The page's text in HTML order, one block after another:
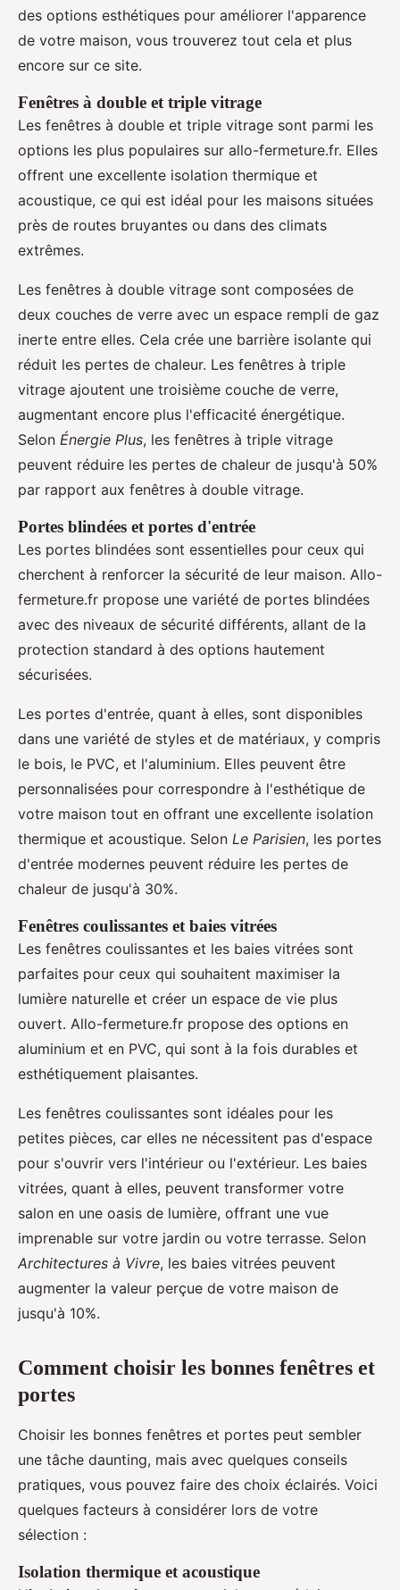
des options esthétiques pour améliorer l'apparence
de votre maison, vous trouverez tout cela et plus
encore sur ce site.
Fenêtres à double et triple vitrage
Les fenêtres à double et triple vitrage sont parmi les
options les plus populaires sur allo-fermeture.fr. Elles
offrent une excellente isolation thermique et
acoustique, ce qui est idéal pour les maisons situées
près de routes bruyantes ou dans des climats
extrêmes.
Les fenêtres à double vitrage sont composées de
deux couches de verre avec un espace rempli de gaz
inerte entre elles. Cela crée une barrière isolante qui
réduit les pertes de chaleur. Les fenêtres à triple
vitrage ajoutent une troisième couche de verre,
augmentant encore plus l'efficacité énergétique.
Selon Énergie Plus, les fenêtres à triple vitrage
peuvent réduire les pertes de chaleur de jusqu'à 50%
par rapport aux fenêtres à double vitrage.
Portes blindées et portes d'entrée
Les portes blindées sont essentielles pour ceux qui
cherchent à renforcer la sécurité de leur maison. Allo-
fermeture.fr propose une variété de portes blindées
avec des niveaux de sécurité différents, allant de la
protection standard à des options hautement
sécurisées.
Les portes d'entrée, quant à elles, sont disponibles
dans une variété de styles et de matériaux, y compris
le bois, le PVC, et l'aluminium. Elles peuvent être
personnalisées pour correspondre à l'esthétique de
votre maison tout en offrant une excellente isolation
thermique et acoustique. Selon Le Parisien, les portes
d'entrée modernes peuvent réduire les pertes de
chaleur de jusqu'à 30%.
Fenêtres coulissantes et baies vitrées
Les fenêtres coulissantes et les baies vitrées sont
parfaites pour ceux qui souhaitent maximiser la
lumière naturelle et créer un espace de vie plus
ouvert. Allo-fermeture.fr propose des options en
aluminium et en PVC, qui sont à la fois durables et
esthétiquement plaisantes.
Les fenêtres coulissantes sont idéales pour les
petites pièces, car elles ne nécessitent pas d'espace
pour s'ouvrir vers l'intérieur ou l'extérieur. Les baies
vitrées, quant à elles, peuvent transformer votre
salon en une oasis de lumière, offrant une vue
imprenable sur votre jardin ou votre terrasse. Selon
Architectures à Vivre, les baies vitrées peuvent
augmenter la valeur perçue de votre maison de
jusqu'à 10%.
Comment choisir les bonnes fenêtres et
portes
Choisir les bonnes fenêtres et portes peut sembler
une tâche daunting, mais avec quelques conseils
pratiques, vous pouvez faire des choix éclairés. Voici
quelques facteurs à considérer lors de votre
sélection :
Isolation thermique et acoustique